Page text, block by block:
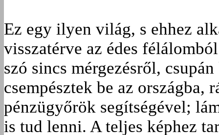
Ez egy ilyen világ, s ehhez
visszatérve az édes
szó sincs mérgezésről,
csempésztek be az országba,
pénzügyőrök segítségével;
is tud lenni. A teljes képhez